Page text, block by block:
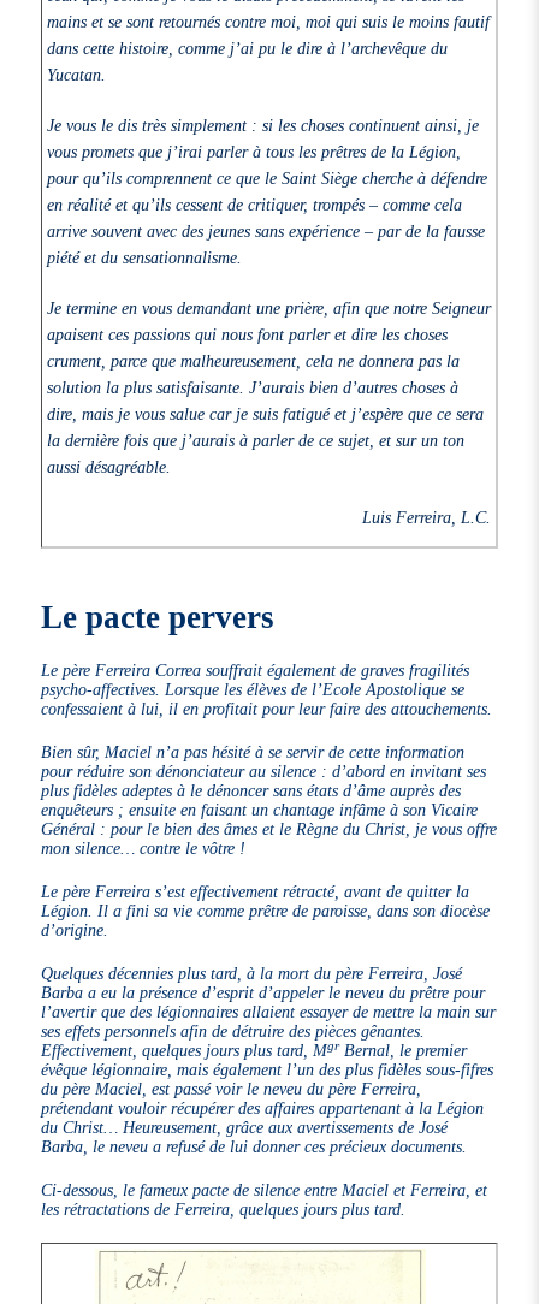
mains et se sont retournés contre moi, moi qui suis le moins fautif
dans cette histoire, comme j’ai pu le dire à l’archevêque du
Yucatan.
Je vous le dis très simplement : si les choses continuent ainsi, je
vous promets que j’irai parler à tous les prêtres de la Légion,
pour qu’ils comprennent ce que le Saint Siège cherche à défendre
en réalité et qu’ils cessent de critiquer, trompés – comme cela
arrive souvent avec des jeunes sans expérience – par de la fausse
piété et du sensationnalisme.
Je termine en vous demandant une prière, afin que notre Seigneur
apaisent ces passions qui nous font parler et dire les choses
crument, parce que malheureusement, cela ne donnera pas la
solution la plus satisfaisante. J’aurais bien d’autres choses à
dire, mais je vous salue car je suis fatigué et j’espère que ce sera
la dernière fois que j’aurais à parler de ce sujet, et sur un ton
aussi désagréable.
Luis Ferreira, L.C.
Le pacte pervers
Le père Ferreira Correa souffrait également de graves fragilités
psycho-affectives. Lorsque les élèves de l’Ecole Apostolique se
confessaient à lui, il en profitait pour leur faire des attouchements.
Bien sûr, Maciel n’a pas hésité à se servir de cette information
pour réduire son dénonciateur au silence : d’abord en invitant ses
plus fidèles adeptes à le dénoncer sans états d’âme auprès des
enquêteurs ; ensuite en faisant un chantage infâme à son Vicaire
Général : pour le bien des âmes et le Règne du Christ, je vous offre
mon silence… contre le vôtre !
Le père Ferreira s’est effectivement rétracté, avant de quitter la
Légion. Il a fini sa vie comme prêtre de paroisse, dans son diocèse
d’origine.
Quelques décennies plus tard, à la mort du père Ferreira, José
Barba a eu la présence d’esprit d’appeler le neveu du prêtre pour
l’avertir que des légionnaires allaient essayer de mettre la main sur
ses effets personnels afin de détruire des pièces gênantes.
Effectivement, quelques jours plus tard, MgrBernal, le premier
évêque légionnaire, mais également l’un des plus fidèles sous-fifres
du père Maciel, est passé voir le neveu du père Ferreira,
prétendant vouloir récupérer des affaires appartenant à la Légion
du Christ… Heureusement, grâce aux avertissements de José
Barba, le neveu a refusé de lui donner ces précieux documents.
Ci-dessous, le fameux pacte de silence entre Maciel et Ferreira, et
les rétractations de Ferreira, quelques jours plus tard.